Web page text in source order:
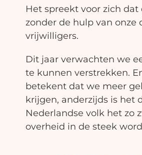
Het spreekt voor zich
zonder de hulp van onze
vrijwilligers.
Dit jaar verwachten we
te kunnen verstrekken.
betekent dat we meer
krijgen, anderzijds is het
Nederlandse volk het zo
overheid in de steek